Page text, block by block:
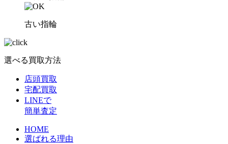
古い指輪
選べる買取方法
店頭買取
宅配買取
LINEで
簡単査定
HOME
選ばれる理由